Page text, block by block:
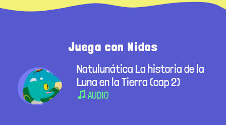
Juega con Nidos
Natulunática La historia de la
Luna en la Tierra (cap 2)
AUDIO